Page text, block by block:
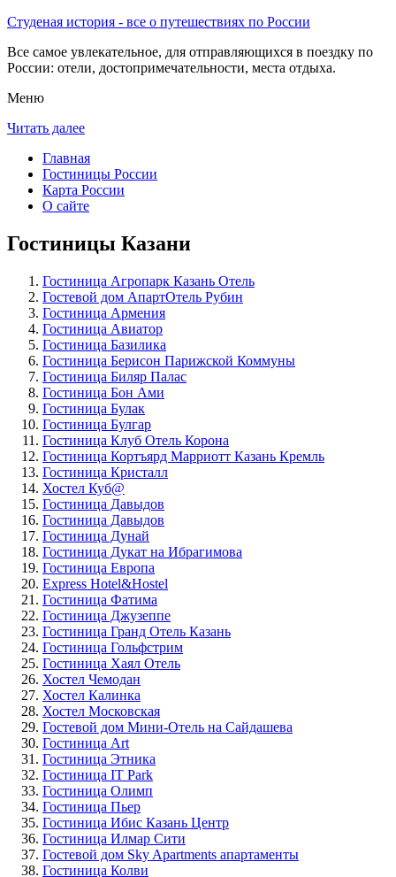
Студеная история - все о путешествиях по России
Все самое увлекательное, для отправляющихся в поездку по
России: отели, достопримечательности, места отдыха.
Меню
Читать далее
Главная
Гостиницы России
Карта России
О сайте
Гостиницы Казани
Гостиница Агропарк Казань Отель
Гостевой дом АпартОтель Рубин
Гостиница Армения
Гостиница Авиатор
Гостиница Базилика
Гостиница Берисон Парижской Коммуны
Гостиница Биляр Палас
Гостиница Бон Ами
Гостиница Булак
Гостиница Булгар
Гостиница Клуб Отель Корона
Гостиница Кортъярд Марриотт Казань Кремль
Гостиница Кристалл
Хостел Куб@
Гостиница Давыдов
Гостиница Давыдов
Гостиница Дунай
Гостиница Дукат на Ибрагимова
Гостиница Европа
Express Hotel&Hostel
Гостиница Фатима
Гостиница Джузеппе
Гостиница Гранд Отель Казань
Гостиница Гольфстрим
Гостиница Хаял Отель
Хостел Чемодан
Хостел Калинка
Хостел Московская
Гостевой дом Мини-Отель на Сайдашева
Гостиница Art
Гостиница Этника
Гостиница IT Park
Гостиница Олимп
Гостиница Пьер
Гостиница Ибис Казань Центр
Гостиница Илмар Сити
Гостевой дом Sky Apartments апартаменты
Гостиница Колви